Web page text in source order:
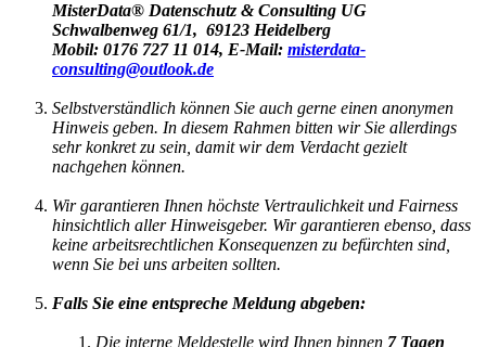
MisterData® Datenschutz & Consulting UG
Schwalbenweg 61/1, 69123 Heidelberg
Mobil: 0176 727 11 014, E-Mail: misterdata-
consulting@outlook.de
Selbstverständlich können Sie auch gerne einen anonymen
Hinweis geben. In diesem Rahmen bitten wir Sie allerdings
sehr konkret zu sein, damit wir dem Verdacht gezielt
nachgehen können.
Wir garantieren Ihnen höchste Vertraulichkeit und Fairness
hinsichtlich aller Hinweisgeber. Wir garantieren ebenso, dass
keine arbeitsrechtlichen Konsequenzen zu befürchten sind,
wenn Sie bei uns arbeiten sollten.
Falls Sie eine entspreche Meldung abgeben:
Die interne Meldestelle wird Ihnen binnen 7 Tagen